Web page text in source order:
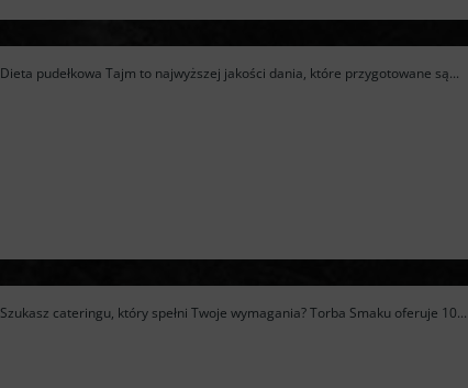
Dieta pudełkowa Tajm to najwyższej jakości dania, które przygotowane są...
Szukasz cateringu, który spełni Twoje wymagania? Torba Smaku oferuje 10...